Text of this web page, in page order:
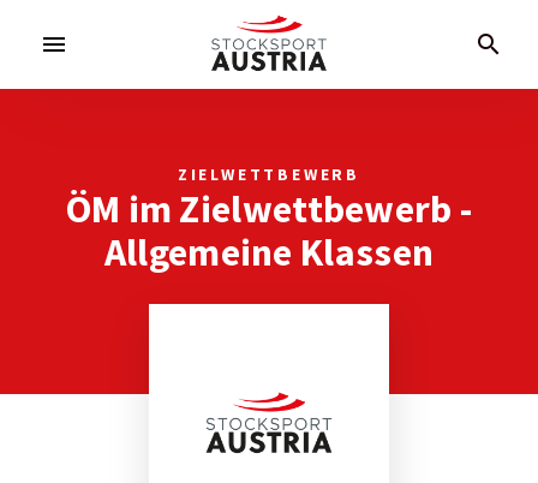
menu search
ZIELWETTBEWERB
ÖM im Zielwettbewerb -
Allgemeine Klassen